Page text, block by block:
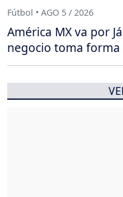
Fútbol • AGO 5 / 2026
América MX va por
negocio toma forma